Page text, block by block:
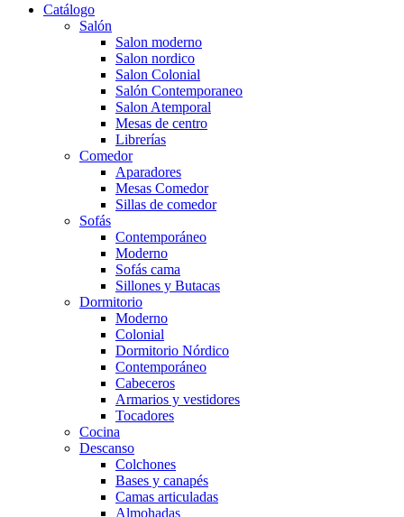
Catálogo
Salón
Salon moderno
Salon nordico
Salon Colonial
Salón Contemporaneo
Salon Atemporal
Mesas de centro
Librerías
Comedor
Aparadores
Mesas Comedor
Sillas de comedor
Sofás
Contemporáneo
Moderno
Sofás cama
Sillones y Butacas
Dormitorio
Moderno
Colonial
Dormitorio Nórdico
Contemporáneo
Cabeceros
Armarios y vestidores
Tocadores
Cocina
Descanso
Colchones
Bases y canapés
Camas articuladas
Almohadas